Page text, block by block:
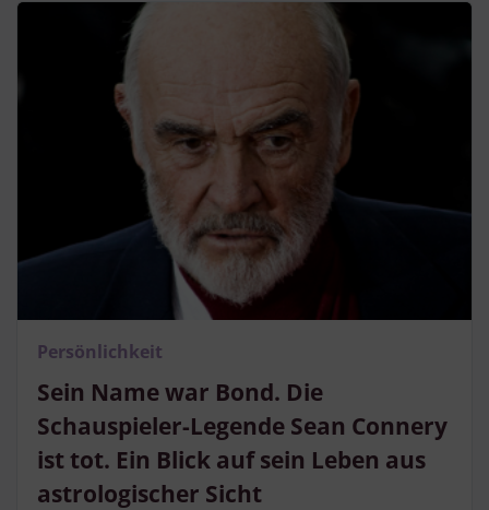
Sein Name war Bond. Die
Schauspieler-Legende Sean Connery
ist tot. Ein Blick auf sein Leben aus
astrologischer Sicht
Persönlichkeit